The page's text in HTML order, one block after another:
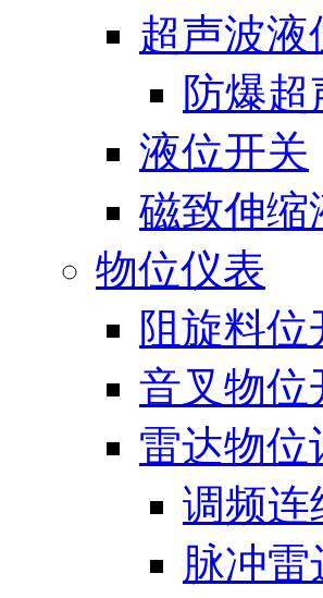
超声波液
防爆
液位开关
磁致伸缩
物位仪表
阻旋料位
音叉物位
雷达物位
调频连
脉冲雷